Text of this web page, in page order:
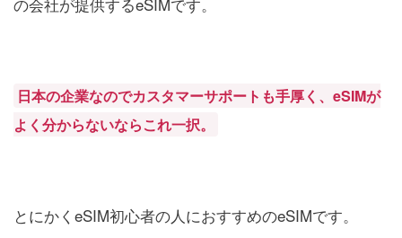
日本の企業なのでカスタマーサポートも手厚く、eSIMが
よく分からないならこれ一択。
とにかくeSIM初心者の人におすすめのeSIMです。